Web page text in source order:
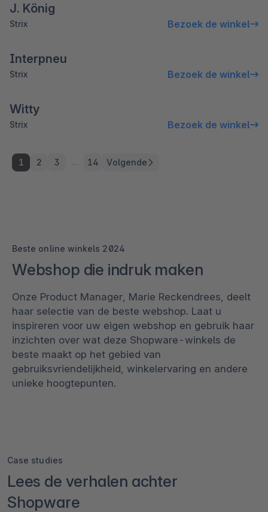
J. König
Strix Bezoek de winkel
Interpneu
Strix Bezoek de winkel
Witty
Strix Bezoek de winkel
1 2 3 14 Volgende
Beste online winkels 2024
Webshop die indruk maken
Onze Product Manager, Marie Reckendrees, deelt
haar selectie van de beste webshop. Laat u
inspireren voor uw eigen webshop en gebruik haar
inzichten over wat deze Shopware-winkels de
beste maakt op het gebied van
gebruiksvriendelijkheid, winkelervaring en andere
unieke hoogtepunten.
Case studies
Lees de verhalen achter
Shopware